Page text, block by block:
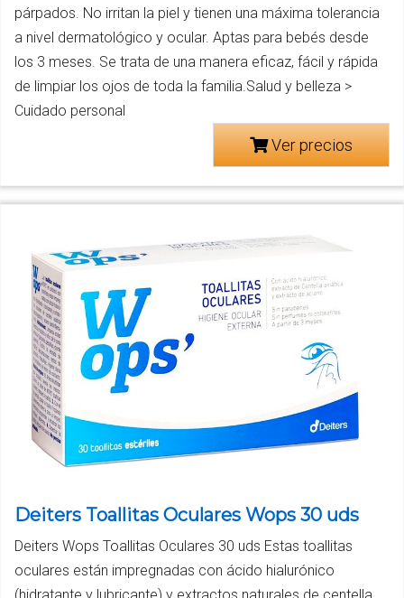
párpados. No irritan la piel y tienen una máxima tolerancia
a nivel dermatológico y ocular. Aptas para bebés desde
los 3 meses. Se trata de una manera eficaz, fácil y rápida
de limpiar los ojos de toda la familia.Salud y belleza >
Cuidado personal
Ver precios
Deiters Toallitas Oculares Wops 30 uds
Deiters Wops Toallitas Oculares 30 uds Estas toallitas
oculares están impregnadas con ácido hialurónico
(hidratante y lubricante) y extractos naturales de centella